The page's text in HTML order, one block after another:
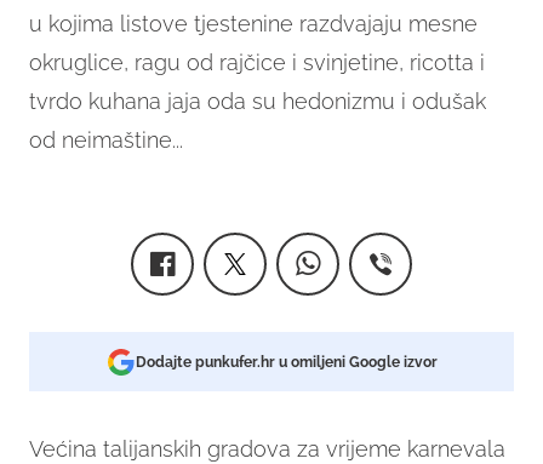
u kojima listove tjestenine razdvajaju mesne
okruglice, ragu od rajčice i svinjetine, ricotta i
tvrdo kuhana jaja oda su hedonizmu i odušak
od neimaštine...
Dodajte punkufer.hr u omiljeni Google izvor
Većina talijanskih gradova za vrijeme karnevala